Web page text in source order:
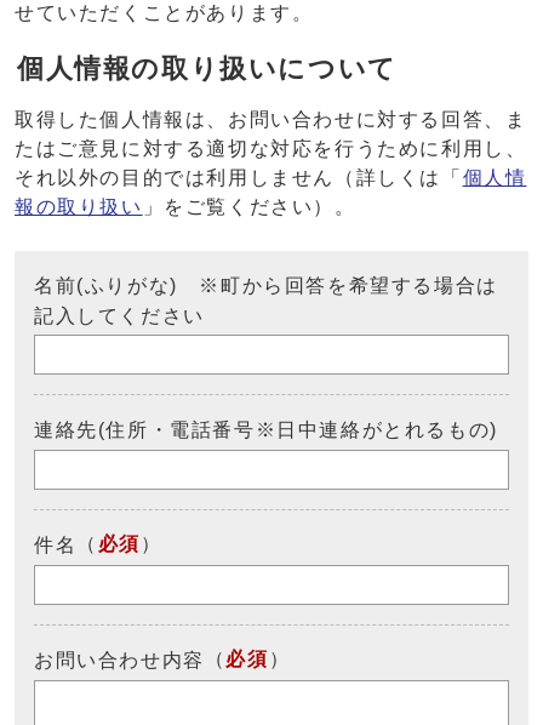
せていただくことがあります。
個人情報の取り扱いについて
取得した個人情報は、お問い合わせに対する回答、ま
たはご意見に対する適切な対応を行うために利用し、
それ以外の目的では利用しません（詳しくは「 個人情
報の取り扱い 」をご覧ください）。
名前(ふりがな) ※町から回答を希望する場合は
記入してください
連絡先(住所・電話番号※日中連絡がとれるもの)
件名 （ 必須 ）
お問い合わせ内容 （ 必須 ）